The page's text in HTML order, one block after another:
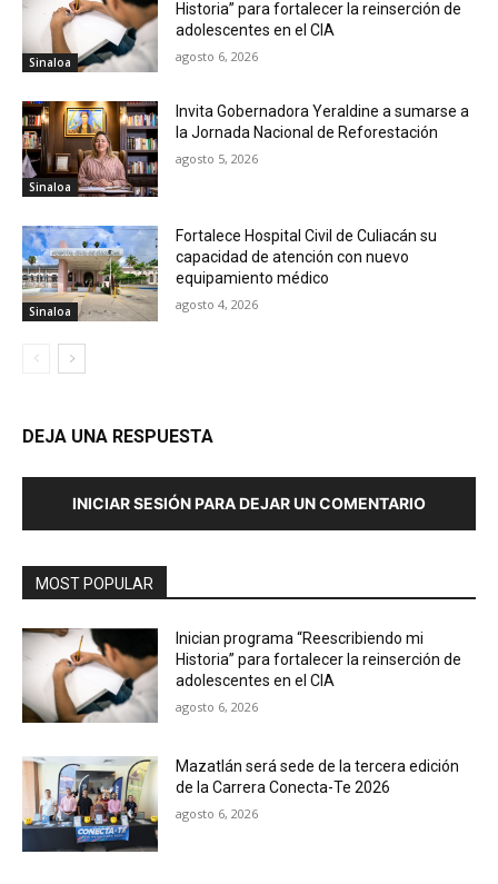
Sinaloa
Historia” para fortalecer la reinserción de
adolescentes en el CIA
agosto 6, 2026
Sinaloa
Invita Gobernadora Yeraldine a sumarse a
la Jornada Nacional de Reforestación
agosto 5, 2026
Sinaloa
Fortalece Hospital Civil de Culiacán su
capacidad de atención con nuevo
equipamiento médico
agosto 4, 2026
DEJA UNA RESPUESTA
INICIAR SESIÓN PARA DEJAR UN COMENTARIO
MOST POPULAR
Inician programa “Reescribiendo mi
Historia” para fortalecer la reinserción de
adolescentes en el CIA
agosto 6, 2026
Mazatlán será sede de la tercera edición
de la Carrera Conecta-Te 2026
agosto 6, 2026